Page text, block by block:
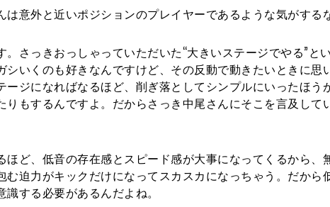
は意外と近いポジションのプレイヤーであるような気がするな
。さっきおっしゃっていただいた“大きいステージでやる”と
いくのも好きなんですけど、その反動で動きたいときに思
ジになればなるほど、削ぎ落としてシンプルにいったほう
りもするんですよ。だからさっき中尾さんにそこを言及して
ほど、低音の存在感とスピード感が大事になってくるから、
む迫力がキックだけになってスカスカになっちゃう。だから
する必要があるんだよね。